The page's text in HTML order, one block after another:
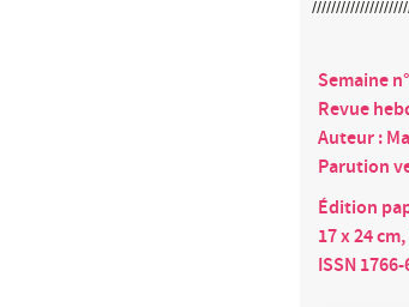
Semaine
Revue
Auteur :
Parution
Édition
17 x 24
ISSN